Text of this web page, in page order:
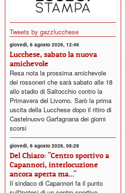
Tweets by gazzlucchese
giovedì, 6 agosto 2026, 12:46
Lucchese, sabato la nuova
amichevole
Resa nota la prossima amichevole
dei rossoneri che sarà sabato alle 18
allo stadio di Saltocchio contro la
Primavera del Livorno. Sarò la prima
uscita della Lucchese dopo il ritiro di
Castelnuovo Garfagnana dei giorni
scorsi
giovedì, 6 agosto 2026, 08:28
Del Chiaro: "Centro sportivo a
Capannori, interlocuzione
ancora aperta ma..."
Il sindaco di Capannori fa il punto